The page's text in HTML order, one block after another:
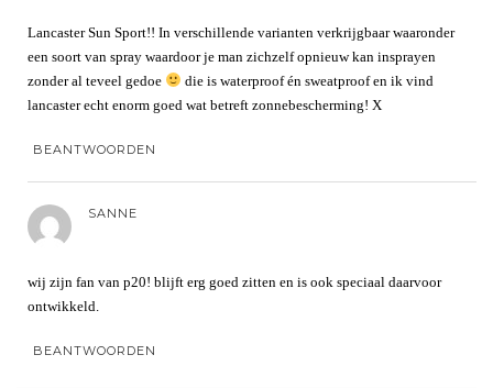
Lancaster Sun Sport!! In verschillende varianten verkrijgbaar waaronder
een soort van spray waardoor je man zichzelf opnieuw kan insprayen
zonder al teveel gedoe
die is waterproof én sweatproof en ik vind
lancaster echt enorm goed wat betreft zonnebescherming! X
BEANTWOORDEN
SANNE
wij zijn fan van p20! blijft erg goed zitten en is ook speciaal daarvoor
ontwikkeld.
BEANTWOORDEN